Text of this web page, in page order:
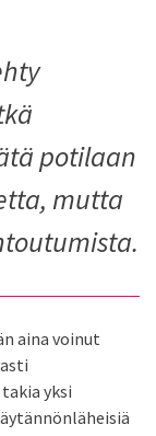
potilaan
mutta
aina voinut
yksi